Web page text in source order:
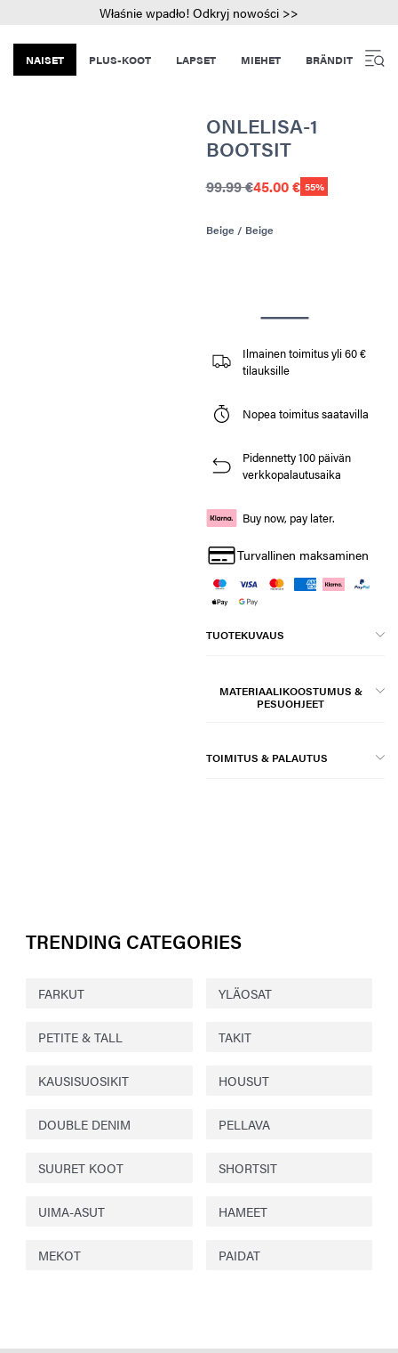
Właśnie wpadło! Odkryj nowości >>
NAISET PLUS-KOOT LAPSET MIEHET BRÄNDIT
ONLELISA-1
BOOTSIT
99.99 €45.00 € 55%
Beige / Beige
Ilmainen toimitus yli 60 €
tilauksille
Nopea toimitus saatavilla
Pidennetty 100 päivän
verkkopalautusaika
Buy now, pay later.
Turvallinen maksaminen
TUOTEKUVAUS
MATERIAALIKOOSTUMUS &
PESUOHJEET
TOIMITUS & PALAUTUS
TRENDING CATEGORIES
FARKUT YLÄOSAT
PETITE & TALL TAKIT
KAUSISUOSIKIT HOUSUT
DOUBLE DENIM PELLAVA
SUURET KOOT SHORTSIT
UIMA-ASUT HAMEET
MEKOT PAIDAT